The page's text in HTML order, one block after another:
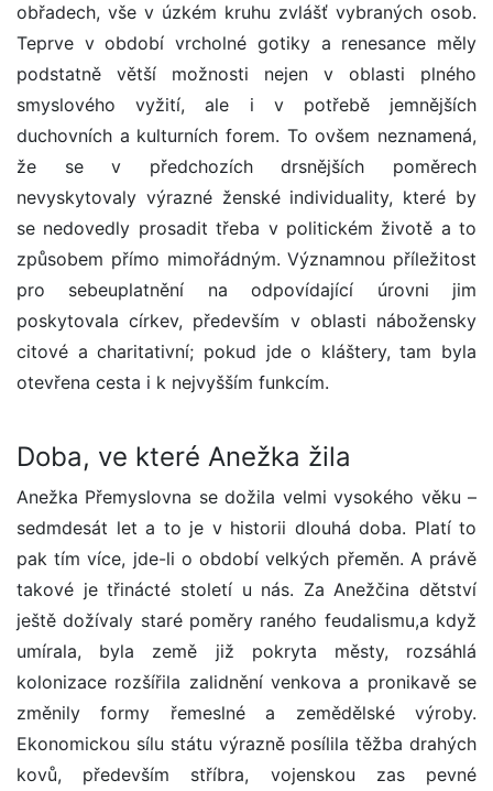
obřadech, vše v úzkém kruhu zvlášť vybraných osob.
Teprve v období vrcholné gotiky a renesance měly
podstatně větší možnosti nejen v oblasti plného
smyslového vyžití, ale i v potřebě jemnějších
duchovních a kulturních forem. To ovšem neznamená,
že se v předchozích drsnějších poměrech
nevyskytovaly výrazné ženské individuality, které by
se nedovedly prosadit třeba v politickém životě a to
způsobem přímo mimořádným. Významnou příležitost
pro sebeuplatnění na odpovídající úrovni jim
poskytovala církev, především v oblasti nábožensky
citové a charitativní; pokud jde o kláštery, tam byla
otevřena cesta i k nejvyšším funkcím.
Doba, ve které Anežka žila
Anežka Přemyslovna se dožila velmi vysokého věku –
sedmdesát let a to je v historii dlouhá doba. Platí to
pak tím více, jde-li o období velkých přeměn. A právě
takové je třinácté století u nás. Za Anežčina dětství
ještě dožívaly staré poměry raného feudalismu,a když
umírala, byla země již pokryta městy, rozsáhlá
kolonizace rozšířila zalidnění venkova a pronikavě se
změnily formy řemeslné a zemědělské výroby.
Ekonomickou sílu státu výrazně posílila těžba drahých
kovů, především stříbra, vojenskou zas pevné